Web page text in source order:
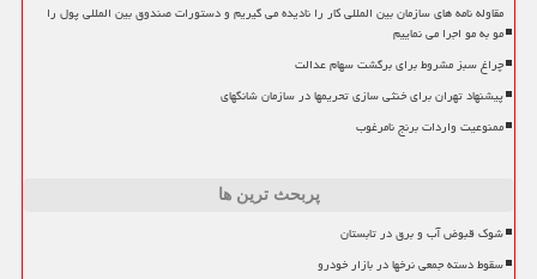
مقاوله نامه های سازمان بین المللی کار را نادیده می گیریم و دستورات صندوق بین المللی پول را
مو به مو اجرا می نماییم
چراغ سبز مشروط برای برگشت سهام عدالت
پیشنهاد تهران برای خنثی سازی تحریمها در سازمان شانگهای
ممنوعیت واردات برنج نامرغوب
پربحث ترین ها
شوک قبوض آب و برق در تابستان
سقوط دسته جمعی نرخها در بازار خودرو